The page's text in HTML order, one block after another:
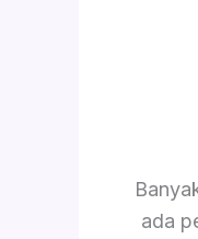
ada